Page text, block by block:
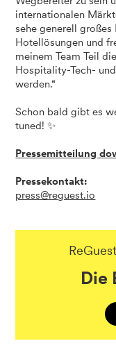
internationalen
sehe generell
Hotellösungen und
meinem Team Teil
Hospitality-Tech-
werden.“
Schon bald gibt es
tuned! ✨
Pressemitteilung
Pressekontakt:
press@reguest.io
Die